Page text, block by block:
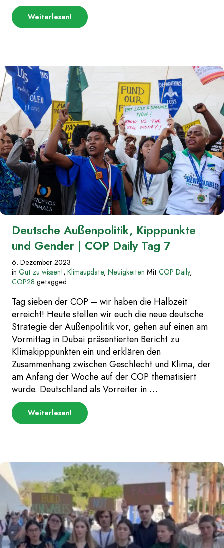
Weiterlesenüber
„Klimaschutzindex
und
von
Annalena
Baerbock,
Neuer
Entwurf
des
GST,
Erklärung
zu
Kinder-
und
Jugendrechten
|
COP
Daily
Tag
9“
!
Deutsche Außenpolitik, Kipppunkte
und Gender | COP Daily Tag 7
6. Dezember 2023
in Gut zu wissen!, Klimaupdate, Neuigkeiten Mit COP Daily,
COP28 getagged
Tag sieben der COP – wir haben die Halbzeit
erreicht! Heute stellen wir euch die neue deutsche
Strategie der Außenpolitik vor, gehen auf einen am
Vormittag in Dubai präsentierten Bericht zu
Klimakipppunkten ein und erklären den
Zusammenhang zwischen Geschlecht und Klima, der
am Anfang der Woche auf der COP thematisiert
wurde. Deutschland als Vorreiter in …
Weiterlesenüber
„Deutsche
und
|
COP
Daily
Tag
7“
!